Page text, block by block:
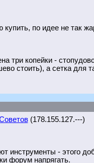
по идее не так
три копейки -
стоить), а сетка для
(178.155.127.---)
инструменты - этого
форум напрягать.